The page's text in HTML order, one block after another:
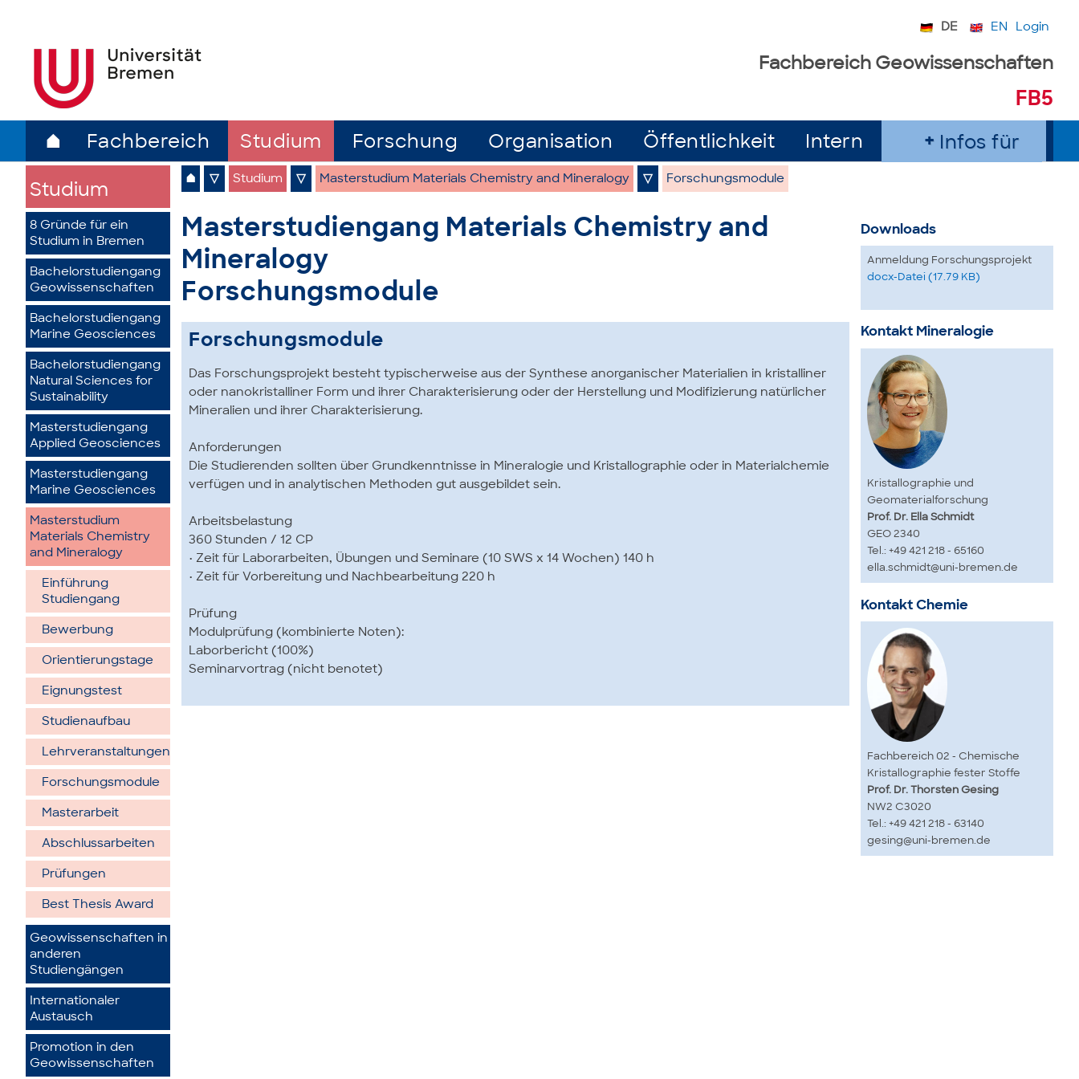
DE EN Login
Fachbereich Geowissenschaften
FB5
⌂ Fachbereich Studium Forschung Organisation Öffentlichkeit Intern Infos für
Studium
8 Gründe für ein
Studium in Bremen
Bachelorstudiengang
Geowissenschaften
Bachelorstudiengang
Marine Geosciences
Bachelorstudiengang
Natural Sciences for
Sustainability
Masterstudiengang
Applied Geosciences
Masterstudiengang
Marine Geosciences
Masterstudium
Materials Chemistry
and Mineralogy
Einführung
Studiengang
Bewerbung
Orientierungstage
Eignungstest
Studienaufbau
Lehrveranstaltungen
Forschungsmodule
Masterarbeit
Abschlussarbeiten
Prüfungen
Best Thesis Award
Geowissenschaften in
anderen
Studiengängen
Internationaler
Austausch
Promotion in den
Geowissenschaften
⌂ ▽ Studium ▽ Masterstudium Materials Chemistry and Mineralogy ▽ Forschungsmodule
Masterstudiengang Materials Chemistry and
Mineralogy
Forschungsmodule
Forschungsmodule
Das Forschungsprojekt besteht typischerweise aus der Synthese anorganischer Materialien in kristalliner
oder nanokristalliner Form und ihrer Charakterisierung oder der Herstellung und Modifizierung natürlicher
Mineralien und ihrer Charakterisierung.
Anforderungen
Die Studierenden sollten über Grundkenntnisse in Mineralogie und Kristallographie oder in Materialchemie
verfügen und in analytischen Methoden gut ausgebildet sein.
Arbeitsbelastung
360 Stunden / 12 CP
• Zeit für Laborarbeiten, Übungen und Seminare (10 SWS x 14 Wochen) 140 h
• Zeit für Vorbereitung und Nachbearbeitung 220 h
Prüfung
Modulprüfung (kombinierte Noten):
Laborbericht (100%)
Seminarvortrag (nicht benotet)
Downloads
Anmeldung Forschungsprojekt
docx-Datei (17.79 KB)
Kontakt Mineralogie
Kristallographie und
Geomaterialforschung
Prof. Dr. Ella Schmidt
GEO 2340
Tel.: +49 421 218 - 65160
ella.schmidt@uni-bremen.de
Kontakt Chemie
Fachbereich 02 - Chemische
Kristallographie fester Stoffe
Prof. Dr. Thorsten Gesing
NW2 C3020
Tel.: +49 421 218 - 63140
gesing@uni-bremen.de